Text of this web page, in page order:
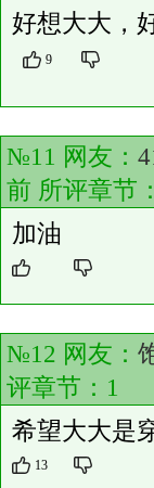
好想大大，
9
№11 网友：
前 所评章节：
加油
№12 网友：
评章节： 1
希望大大是
13